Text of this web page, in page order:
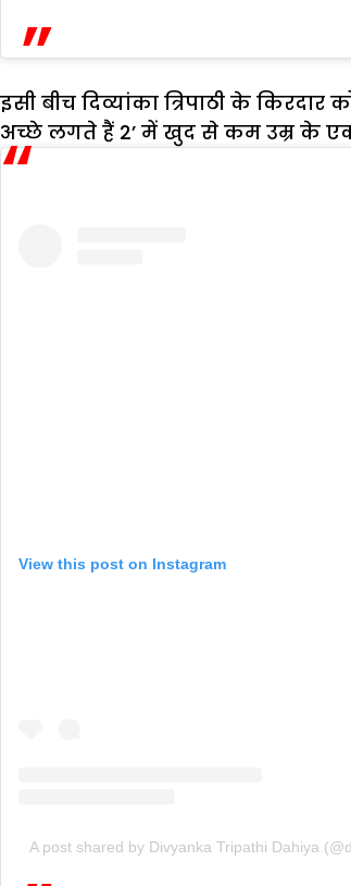
इसी बीच दिव्यांका त्रिपाठी के
अच्छे लगते हैं 2’ में खुद से कम उम्र के
View this post on Instagram
A post shared by Divyanka Tripathi Dahiya